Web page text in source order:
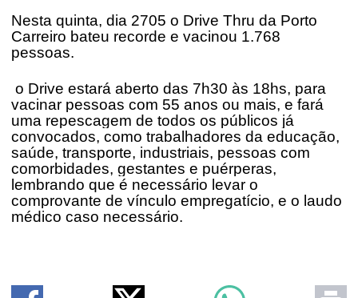
Nesta quinta, dia 2705 o Drive Thru da Porto
Carreiro bateu recorde e vacinou 1.768
pessoas.
o Drive estará aberto das 7h30 às 18hs, para
vacinar pessoas com 55 anos ou mais, e fará
uma repescagem de todos os públicos já
convocados, como trabalhadores da educação,
saúde, transporte, industriais, pessoas com
comorbidades, gestantes e puérperas,
lembrando que é necessário levar o
comprovante de vínculo empregatício, e o laudo
médico caso necessário.